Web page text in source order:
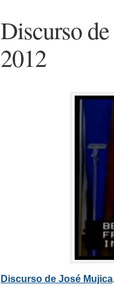
Discurso
2012
Discurso de José